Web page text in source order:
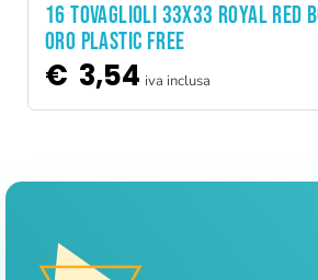
16 TOVAGLIOLI 33X33 ROYAL RED
ORO PLASTIC FREE
€ 3,54 iva inclusa